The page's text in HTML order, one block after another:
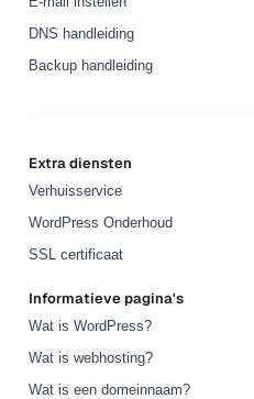
DNS handleiding
Backup handleiding
Extra diensten
Verhuisservice
WordPress Onderhoud
SSL certificaat
Informatieve pagina's
Wat is WordPress?
Wat is webhosting?
Wat is een domeinnaam?